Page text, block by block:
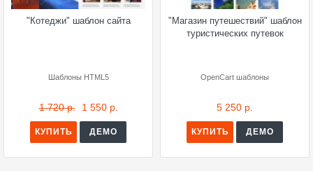
"Котеджи" шаблон сайта
Шаблоны HTML5
1 720 р. 1 550 р.
КУПИТЬ ДЕМО
"Магазин путешествий" шаблон
туристических путевок
OpenCart шаблоны
5 250 р.
КУПИТЬ ДЕМО